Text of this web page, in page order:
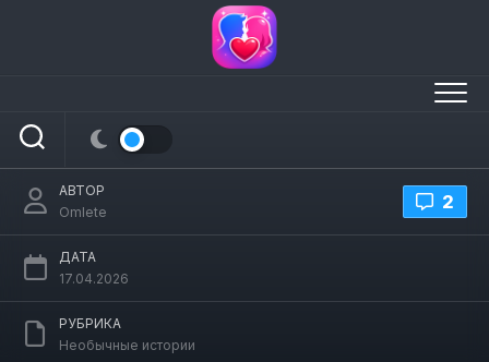
Меня зовут натали. и я хочу рассказать
мной совсем недавно
2
АВТОР
Omlete
ДАТА
17.04.2026
РУБРИКА
Необычные истории